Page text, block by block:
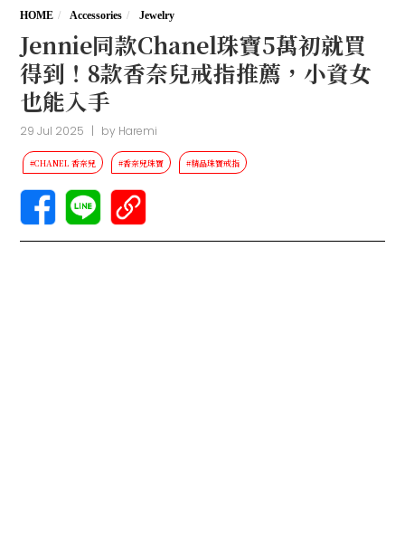
HOME Accessories Jewelry
Jennie同款Chanel珠寶5萬初就買
得到！8款香奈兒戒指推薦，小資女
也能入手
29 Jul 2025 | by Haremi
#CHANEL 香奈兒 #香奈兒珠寶 #精品珠寶戒指